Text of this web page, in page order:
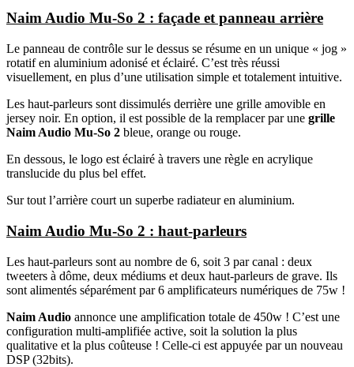
Naim Audio Mu-So 2 : façade et panneau arrière
Le panneau de contrôle sur le dessus se résume en un unique « jog »
rotatif en aluminium adonisé et éclairé. C’est très réussi
visuellement, en plus d’une utilisation simple et totalement intuitive.
Les haut-parleurs sont dissimulés derrière une grille amovible en
jersey noir. En option, il est possible de la remplacer par une grille
Naim Audio Mu-So 2 bleue, orange ou rouge.
En dessous, le logo est éclairé à travers une règle en acrylique
translucide du plus bel effet.
Sur tout l’arrière court un superbe radiateur en aluminium.
Naim Audio Mu-So 2 : haut-parleurs
Les haut-parleurs sont au nombre de 6, soit 3 par canal : deux
tweeters à dôme, deux médiums et deux haut-parleurs de grave. Ils
sont alimentés séparément par 6 amplificateurs numériques de 75w !
Naim Audio annonce une amplification totale de 450w ! C’est une
configuration multi-amplifiée active, soit la solution la plus
qualitative et la plus coûteuse ! Celle-ci est appuyée par un nouveau
DSP (32bits).